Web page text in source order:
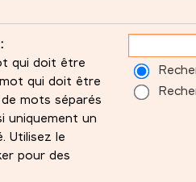
qui doit être
qui doit être
mots séparés
uniquement un
Utilisez le
pour des